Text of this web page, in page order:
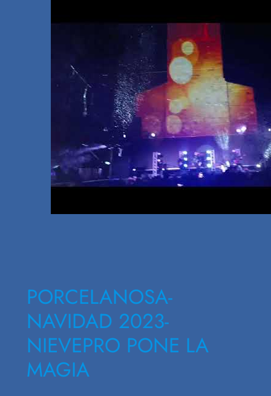
PORCELANOSA-
NAVIDAD 2023-
NIEVEPRO PONE LA
MAGIA